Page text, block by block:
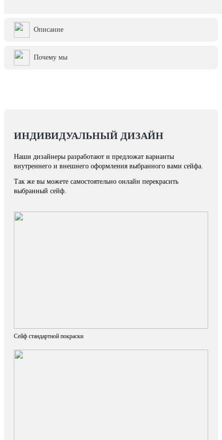
Описание
Почему мы
ИНДИВИДУАЛЬНЫЙ ДИЗАЙН
Наши дизайнеры разработают и предложат варианты
внутреннего и внешнего оформления выбранного вами сейфа.
Так же вы можете самостоятельно онлайн перекрасить
выбранный сейф.
Сейф стандартной покраски